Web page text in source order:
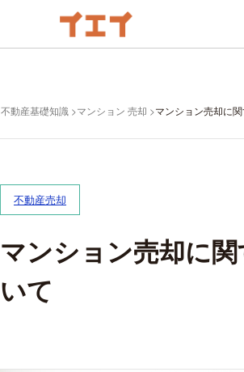
不動産基礎知識 マンション 売却 マンション売却に
不動産売却
マンション売却に
いて